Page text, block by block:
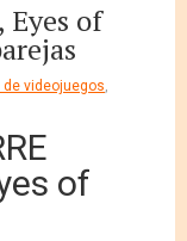
Eyes of
videojuegos,
of